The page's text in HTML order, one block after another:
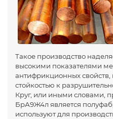
Такое производство
высокими показателями
антифрикционных свойств,
стойкостью к
Круг, или иными словами,
БрА9Ж4л является
используют для